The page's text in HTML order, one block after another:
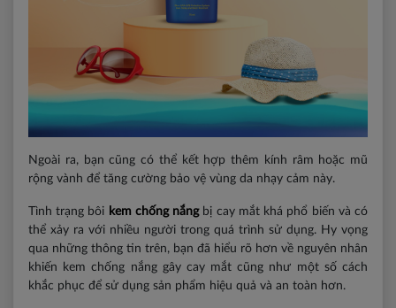
Ngoài ra, bạn cũng có thể kết hợp thêm kính râm hoặc mũ
rộng vành để tăng cường bảo vệ vùng da nhạy cảm này.
Tình trạng bôi kem chống nắngbị cay mắt khá phổ biến và có
thể xảy ra với nhiều người trong quá trình sử dụng. Hy vọng
qua những thông tin trên, bạn đã hiểu rõ hơn về nguyên nhân
khiến kem chống nắng gây cay mắt cũng như một số cách
khắc phục để sử dụng sản phẩm hiệu quả và an toàn hơn.